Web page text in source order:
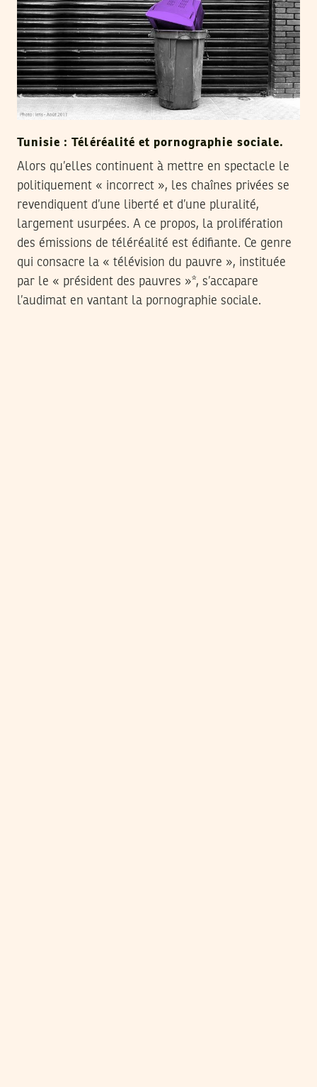
Tunisie : Téléréalité et pornographie sociale.
Alors qu’elles continuent à mettre en spectacle le
politiquement « incorrect », les chaînes privées se
revendiquent d’une liberté et d’une pluralité,
largement usurpées. A ce propos, la prolifération
des émissions de téléréalité est édifiante. Ce genre
qui consacre la « télévision du pauvre », instituée
par le « président des pauvres »*, s’accapare
l’audimat en vantant la pornographie sociale.